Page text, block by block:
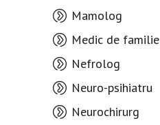
Mamolog
Medic de familie
Nefrolog
Neuro-psihiatru
Neurochirurg